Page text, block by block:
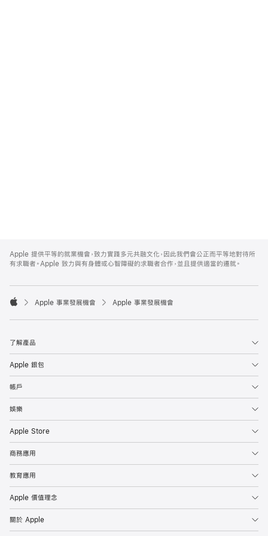
Footer
Apple 提供平等的就業機會，致力實踐多元共融文化，因此我們會公正而平等地對待所
有求職者。Apple 致力與有身體或心智障礙的求職者合作，並且提供適當的遷就。

Apple 事業發展機會 Apple 事業發展機會
了解產品
Apple 銀包
帳戶
娛樂
Apple Store
商務應用
教育應用
Apple 價值理念
關於 Apple